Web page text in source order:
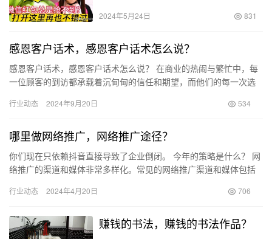
2024年5月24日 831
感恩客户话术，感恩客户话术怎么说？
感恩客户话术，感恩客户话术怎么说？ 在商业的热闹与繁忙中，每
一位顾客的到访都承载着沉甸甸的信任和期望，而他们的每一次选
深感…
行业动态 2024年9月20日 534
哪里做网络推广，网络推广途径？
你们现在只依赖抖音直接导致了企业倒闭。 今年的策略是什么？ 网
络推广的渠道和媒体非常多样化。常见的网络推广渠道和媒体包括
Fa…
行业动态 2024年4月20日 706
赚钱的书法，赚钱的书法作品？